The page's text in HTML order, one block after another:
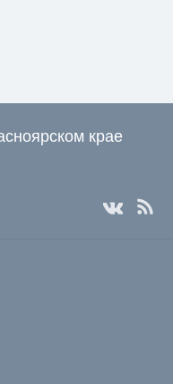
крае